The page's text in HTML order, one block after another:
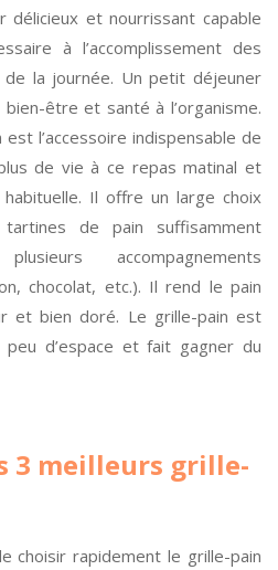
et nourrissant capable
à l’accomplissement des
la journée. Un petit déjeuner
être et santé à l’organisme.
l’accessoire indispensable de
de vie à ce repas matinal et
Il offre un large choix
de pain suffisamment
accompagnements
chocolat, etc.). Il rend le pain
et bien doré. Le grille-pain est
d’espace et fait gagner du
3 meilleurs grille-
choisir rapidement le grille-pain